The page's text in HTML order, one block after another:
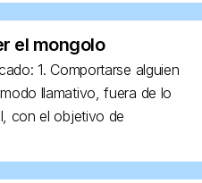
el mongolo
1. Comportarse alguien
llamativo, fuera de lo
con el objetivo de